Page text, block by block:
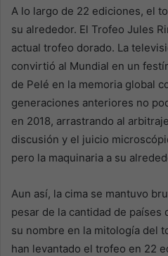
A lo largo de 22 ediciones, el
su alrededor. El Trofeo Jules
actual trofeo dorado. La
convirtió al Mundial en un
de Pelé en la memoria global
generaciones anteriores no
en 2018, arrastrando al
discusión y el juicio
pero la maquinaria a su
Aun así, la cima se mantuvo
pesar de la cantidad de
su nombre en la mitología del
han levantado el trofeo en 22